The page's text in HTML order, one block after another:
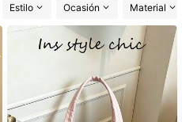
Estilo Ocasión Material